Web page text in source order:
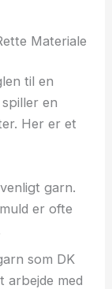
Materiale
til en
en
Her er et
garn.
er ofte
som DK
arbejde med